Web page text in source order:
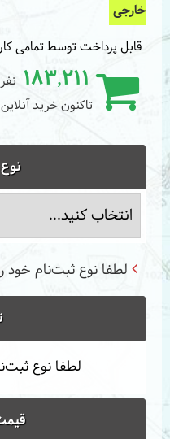
خارجی
قابل پرداخت توسط تمامی
183,211 نفر
تاکنون خرید
لطفا نوع ثبت‌نام خود
لطفا نوع